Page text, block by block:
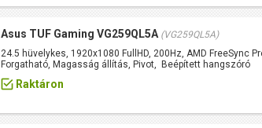
Asus TUF Gaming VG259QL5A (VG259QL5A)
24.5 hüvelykes, 1920x1080 FullHD, 200Hz, AMD FreeSync
Forgatható, Magasság állítás, Pivot, Beépített hangszóró
Raktáron